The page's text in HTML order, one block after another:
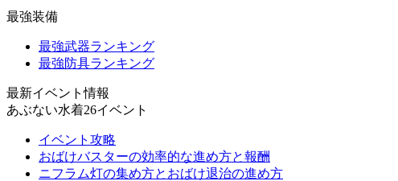
最強装備
最強武器ランキング
最強防具ランキング
最新イベント情報
あぶない水着26イベント
イベント攻略
おばけバスターの効率的な進め方と報酬
ニフラム灯の集め方とおばけ退治の進め方